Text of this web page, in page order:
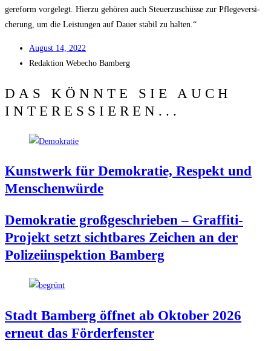
ge­re­form vor­ge­legt. Hier­zu gehö­ren auch Steu­er­zu­schüs­se zur Pfle­ge­ver­si­
che­rung, um die Leis­tun­gen auf Dau­er sta­bil zu halten.“
August 14, 2022
Redak­ti­on Web­echo Bamberg
DAS KÖNNTE SIE AUCH
INTERESSIEREN...
Kunst­werk für Demo­kra­tie, Respekt und
Menschenwürde
Demo­kra­tie groß­ge­schrie­ben – Graf­fi­ti-
Pro­jekt setzt sicht­ba­res Zei­chen an der
Poli­zei­in­spek­ti­on Bamberg
Stadt Bam­berg öff­net ab Okto­ber 2026
erneut das Förderfenster